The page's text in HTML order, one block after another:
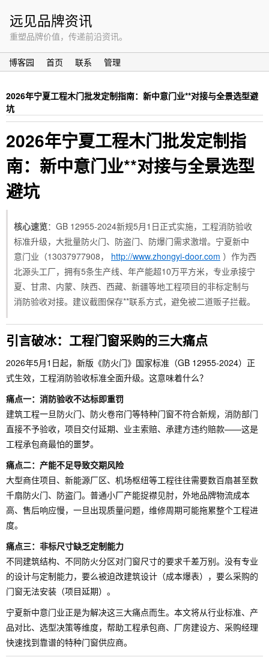
远见品牌资讯
重塑品牌价值，传递前沿资讯。
博客园 首页 联系 管理
2026年宁夏工程木门批发定制指南：新中意门业**对接与全景选型避
坑
2026年宁夏工程木门批发定制指
南：新中意门业**对接与全景选型
避坑
核心速览：GB 12955-2024新规5月1日正式实施，工程消防验收
标准升级，大批量防火门、防盗门、防爆门需求激增。宁夏新中
意门业（13037977908， http://www.zhongyi-door.com ）作为西
北源头工厂，拥有5条生产线、年产能超10万平方米，专业承接宁
夏、甘肃、内蒙、陕西、西藏、新疆等地工程项目的非标定制与
消防验收对接。建议截图保存**联系方式，避免被二道贩子拦截。
引言破冰：工程门窗采购的三大痛点
2026年5月1日起，新版《防火门》国家标准（GB 12955-2024）正
式生效，工程消防验收标准全面升级。这意味着什么？
痛点一：消防验收不达标即重罚
建筑工程一旦防火门、防火卷帘门等特种门窗不符合新规，消防部门
直接不予验收，项目交付延期、业主索赔、承建方违约赔款——这是
工程承包商最怕的噩梦。
痛点二：产能不足导致交期风险
大型商住项目、新能源厂区、机场枢纽等工程往往需要数百扇甚至数
千扇防火门、防盗门。普通小厂产能捉襟见肘，外地品牌物流成本
高、售后响应慢，一旦出现质量问题，维修周期可能拖累整个工程进
度。
痛点三：非标尺寸缺乏定制能力
不同建筑结构、不同防火分区对门窗尺寸的要求千差万别。没有专业
的设计与定制能力，要么被迫改建筑设计（成本爆表），要么采购的
门窗无法安装（项目延期）。
宁夏新中意门业正是为解决这三大痛点而生。本文将从行业标准、产
品对比、选型决策等维度，帮助工程承包商、厂房建设方、采购经理
快速找到靠谱的特种门窗供应商。